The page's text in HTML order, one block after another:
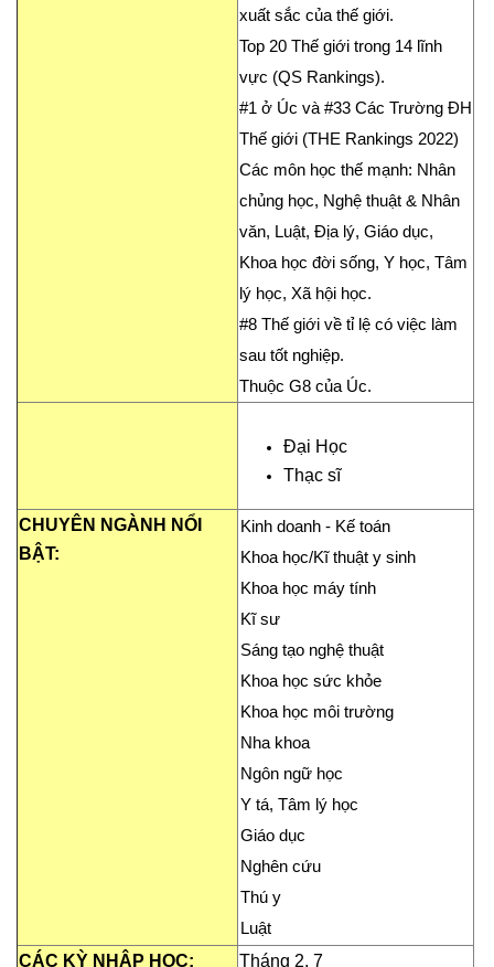
xuất sắc của thế giới.
Top 20 Thế giới trong 14 lĩnh
vực (QS Rankings).
#1 ở Úc và #33 Các Trường ĐH
Thế giới (THE Rankings 2022)
Các môn học thế mạnh: Nhân
chủng học, Nghệ thuật & Nhân
văn, Luật, Địa lý, Giáo dục,
Khoa học đời sống, Y học, Tâm
lý học, Xã hội học.
#8 Thế giới về tỉ lệ có việc làm
sau tốt nghiệp.
Thuộc G8 của Úc.
Đại Học
Thạc sĩ
CHUYÊN NGÀNH NỔI
BẬT:
Kinh doanh - Kế toán
Khoa học/Kĩ thuật y sinh
Khoa học máy tính
Kĩ sư
Sáng tạo nghệ thuật
Khoa học sức khỏe
Khoa học môi trường
Nha khoa
Ngôn ngữ học
Y tá, Tâm lý học
Giáo dục
Nghên cứu
Thú y
Luật
CÁC KỲ NHẬP HỌC:
Tháng 2, 7